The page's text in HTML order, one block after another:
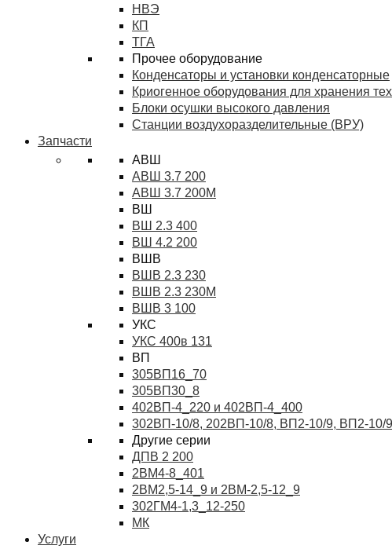
НВЭ
КП
ТГА
Прочее оборудование
Конденсаторы и установки конденсаторные
Криогенное оборудования для хранения
Блоки осушки высокого давления
Станции воздухоразделительные (ВРУ)
Запчасти
АВШ
АВШ 3.7 200
АВШ 3.7 200М
ВШ
ВШ 2.3 400
ВШ 4.2 200
ВШВ
ВШВ 2.3 230
ВШВ 2.3 230М
ВШВ 3 100
УКС
УКС 400в 131
ВП
305ВП16_70
305ВП30_8
402ВП-4_220 и 402ВП-4_400
302ВП-10/8, 202ВП-10/8, ВП2-10/9, ВП2-10/
Другие серии
ДПВ 2 200
2ВМ4-8_401
2ВМ2,5-14_9 и 2ВМ-2,5-12_9
302ГМ4-1,3_12-250
МК
Услуги